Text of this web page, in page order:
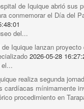
de Iquique abrió sus
conmemorar el Día del
del...
Iquique lanzan proyecto
2026-05-28
realiza segunda
cardíacas mínimamente
procedimiento en